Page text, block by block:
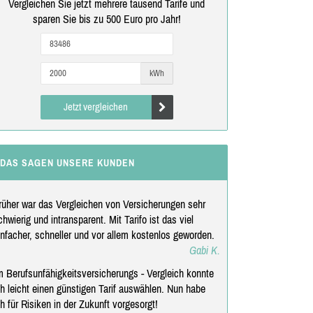
Vergleichen Sie jetzt mehrere tausend Tarife und
sparen Sie bis zu 500 Euro pro Jahr!
kWh
Jetzt vergleichen
DAS SAGEN UNSERE KUNDEN
war das Vergleichen von Versicherungen sehr
und intransparent. Mit Tarifo ist das viel
schneller und vor allem kostenlos geworden.
Gabi K.
Berufsunfähigkeitsversicherungs - Vergleich konnte
leicht einen günstigen Tarif auswählen. Nun habe
für Risiken in der Zukunft vorgesorgt!